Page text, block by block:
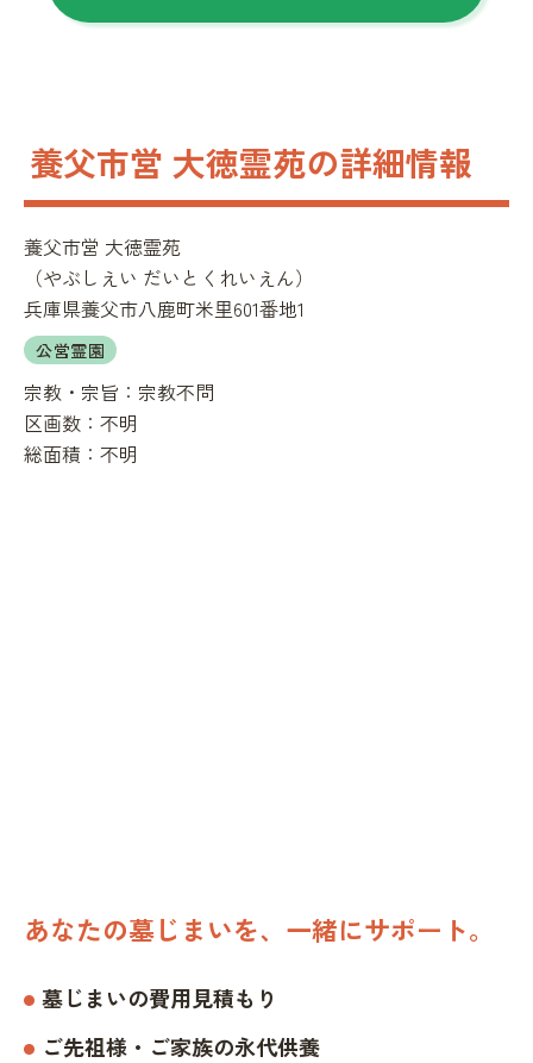
養父市営 大徳霊苑の詳細情報
養父市営 大徳霊苑
（やぶしえい だいとくれいえん）
兵庫県養父市八鹿町米里601番地1
公営霊園
宗教・宗旨： 宗教不問
区画数： 不明
総面積： 不明
あなたの墓じまいを、一緒にサポート。
墓じまいの費用見積もり
ご先祖様・ご家族の永代供養